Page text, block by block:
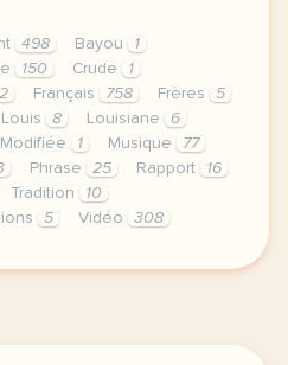
498 Bayou
1
150 Crude
1
2 Français 758 Frères
5
Louis 8 Louisiane
6
Modifiée 1 Musique
77
Phrase 25 Rapport
16
Tradition
10
5 Vidéo 308
le respect de votre vie